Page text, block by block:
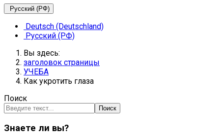
Русский (РФ)
Deutsch (Deutschland)
Русский (РФ)
Вы здесь:
заголовок страницы
УЧЕБА
Как укротить глаза
Поиск
Поиск
Знаете ли вы?